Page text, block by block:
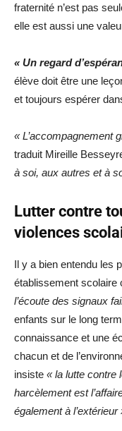
fraternité n’est pas
elle est aussi une
« Un regard
élève doit être une
et toujours espérer
« L’accompagnement
traduit Mireille
à soi, aux autres et à
Lutter contre
violences
Il y a bien entendu les
établissement scolaire
l’écoute des signaux
enfants sur le long
connaissance et une
chacun et de
insiste « la lutte contre
harcèlement est
également à l’extérieur